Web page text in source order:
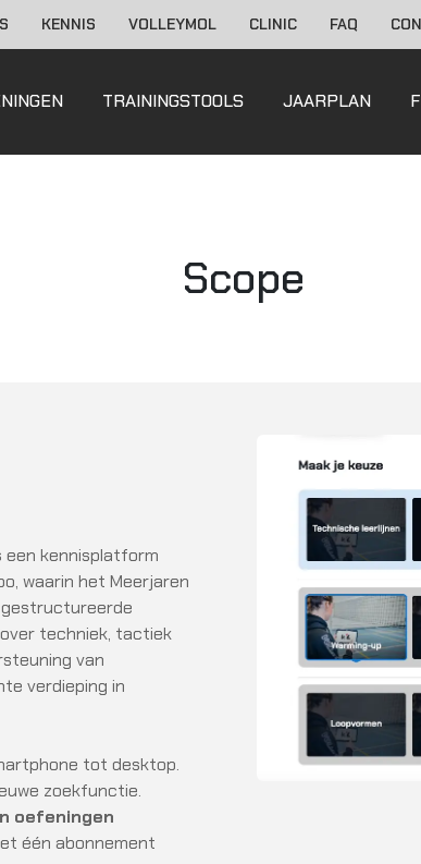
KENNIS VOLLEYMOL CLINIC FAQ
TRAININGSTOOLS JAARPLAN
Scope
een kennisplatform
waarin het Meerjaren
gestructureerde
techniek, tactiek
van
verdieping in
tot desktop.
zoekfunctie.
oefeningen
één abonnement